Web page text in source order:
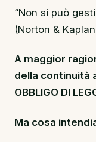
“Non si può
(Norton &
A maggior
della continuità
OBBLIGO DI
Ma cosa